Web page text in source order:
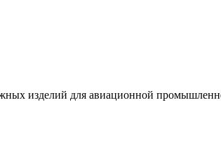
изделий для авиационной